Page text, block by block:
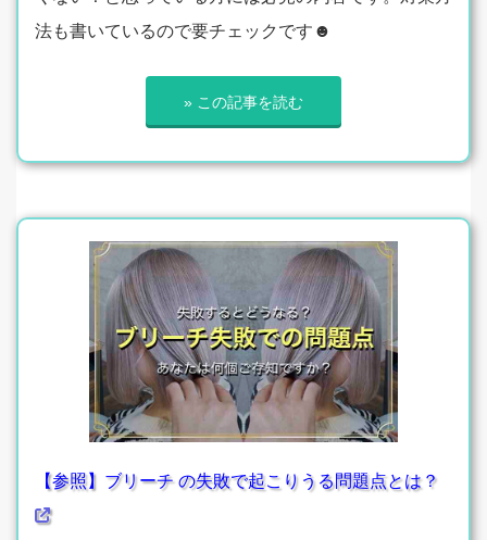
法も書いているので要チェックです☻
» この記事を読む
【参照】ブリーチ の失敗で起こりうる問題点とは？